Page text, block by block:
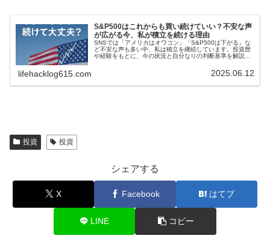
S&P500はこれからも買い続けていい？不安な声
が広がる今、私が積立を続ける理由
SNSでは「アメリカはオワコン」「S&P500は下がる」な
ど不安な声も多い中、私は積立を継続しています。投資歴
や経験をもとに、今の状況と自分なりの判断基準を解説し
lifehacklog615.com 2025.06.12
投資 投資
シェアする
X Facebook はてブ
LINE コピー